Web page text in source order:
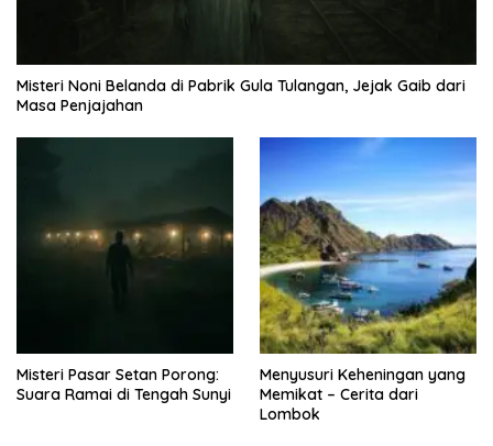
Misteri Noni Belanda di Pabrik Gula Tulangan, Jejak Gaib dari
Masa Penjajahan
Misteri Pasar Setan Porong:
Suara Ramai di Tengah Sunyi
Menyusuri Keheningan yang
Memikat – Cerita dari
Lombok